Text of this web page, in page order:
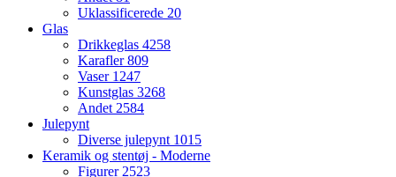
Uklassificerede 20
Glas
Drikkeglas 4258
Karafler809
Vaser 1247
Kunstglas 3268
Andet 2584
Julepynt
Diverse julepynt 1015
Keramik og stentøj - Moderne
Figurer 2523